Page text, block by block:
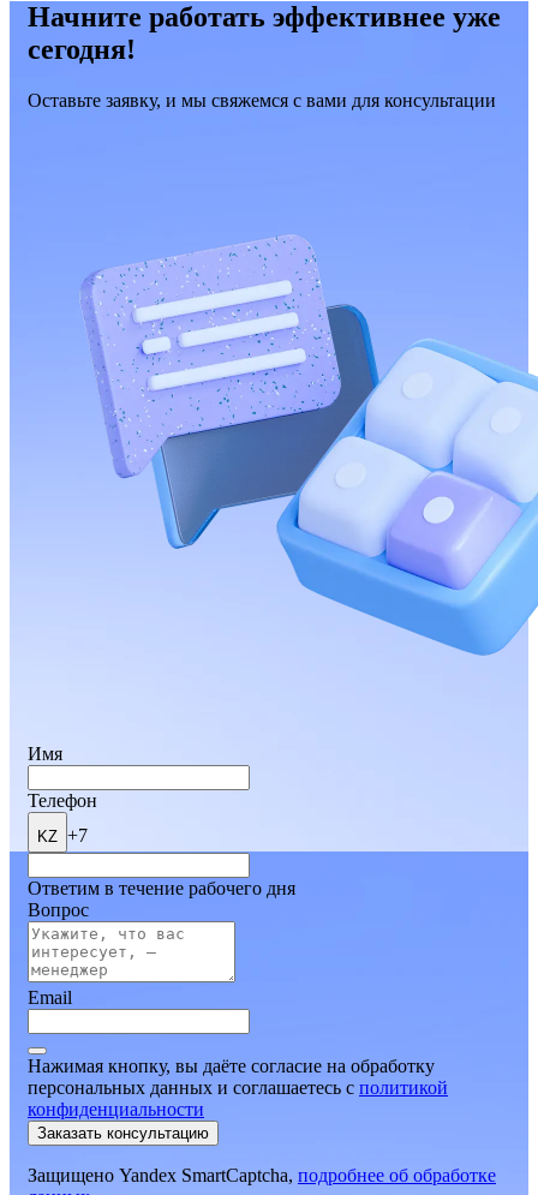
Начните работать эффективнее уже
сегодня!
Оставьте заявку, и мы свяжемся с вами для консультации
Имя
Телефон
KZ +7
Ответим в течение рабочего дня
Вопрос
Email
Нажимая кнопку, вы даёте согласие на обработку
персональных данных и соглашаетесь c политикой
конфиденциальности
Заказать консультацию
Защищено Yandex SmartCaptcha, подробнее об обработке